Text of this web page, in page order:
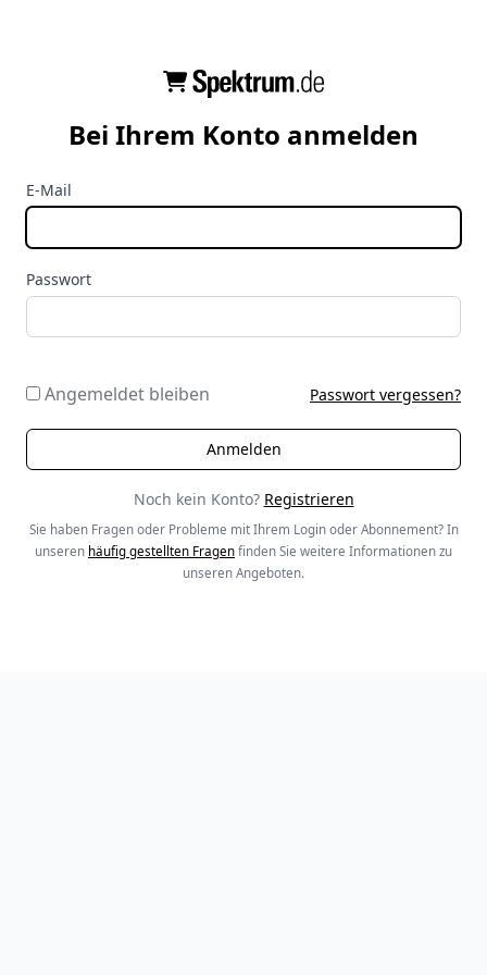
Bei Ihrem Konto anmelden
E-Mail
Passwort
Angemeldet bleiben Passwort vergessen?
Noch kein Konto? Registrieren
Sie haben Fragen oder Probleme mit Ihrem Login oder Abonnement? In
unseren häufig gestellten Fragen finden Sie weitere Informationen zu
unseren Angeboten.